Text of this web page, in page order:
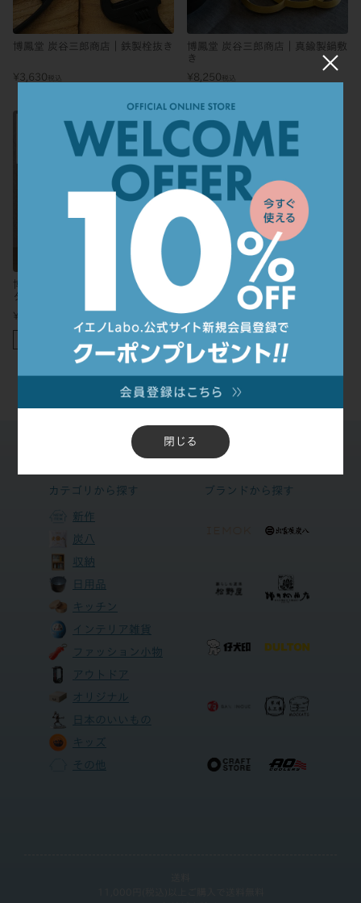
×
閉じる
博鳳堂 炭谷三郎商店｜鉄製栓抜き
¥3,630 税込
博鳳堂 炭谷三郎商店｜真鍮製鍋敷
き
¥8,250 税込
博鳳堂 炭谷三郎商店｜フラワース
タンド
¥
カテゴリから探す
新作
炭八
収納
日用品
キッチン
インテリア雑貨
ファッション小物
アウトドア
オリジナル
日本のいいもの
キッズ
その他
ブランドから探す